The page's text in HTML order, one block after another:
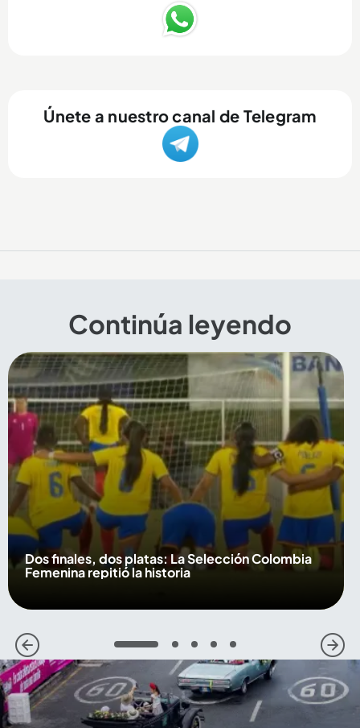
Únete a nuestro canal de Telegram
Continúa leyendo
Dos finales, dos platas: La Selección Colombia
Femenina repitió la historia
1 2 3 4 5